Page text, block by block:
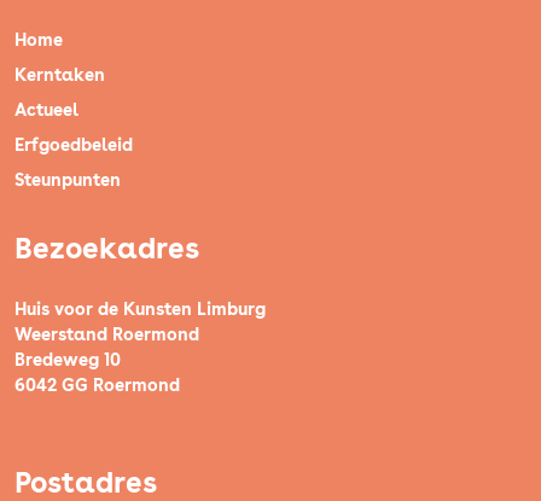
Home
Kerntaken
Actueel
Erfgoedbeleid
Steunpunten
Bezoekadres
Huis voor de Kunsten Limburg
Weerstand Roermond
Bredeweg 10
6042 GG Roermond
Postadres